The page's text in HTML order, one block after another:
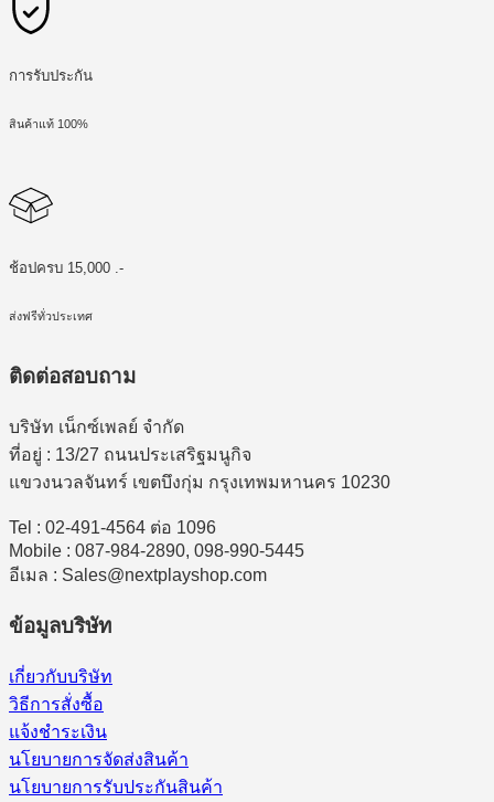
การรับประกัน
สินค้าแท้ 100%
ช้อปครบ 15,000 .-
ส่งฟรีทั่วประเทศ
ติดต่อสอบถาม
บริษัท เน็กซ์เพลย์ จำกัด
ที่อยู่ : 13/27 ถนนประเสริฐมนูกิจ
แขวงนวลจันทร์ เขตบึงกุ่ม กรุงเทพมหานคร 10230
Tel : 02-491-4564 ต่อ 1096
Mobile : 087-984-2890, 098-990-5445
อีเมล : Sales@nextplayshop.com
ข้อมูลบริษัท
เกี่ยวกับบริษัท
วิธีการสั่งซื้อ
แจ้งชำระเงิน
นโยบายการจัดส่งสินค้า
นโยบายการรับประกันสินค้า